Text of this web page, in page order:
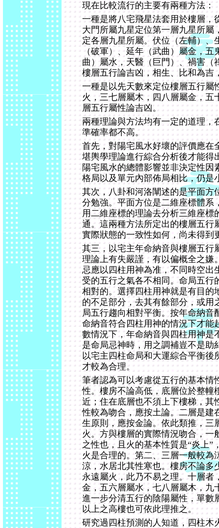
現在比較流行的主要有兩種方法：
一種是將八宅飛星法套用於樓層，
大門所屬九星定位第一層九星所屬
定各層九星所屬。伏位（左輔）、
（破軍）、延年（武曲）屬金，
曲）屬水，天醫（巨門）、禍害（
樓層五行論吉凶，相生、比和為吉
一種是以先天數來定位樓層五行屬
火，三七層屬木，四八層屬金，五
層五行屬性論吉凶。
兩種理論與方法均有一定的道理，
準確率都不高。
首先，對陽宅風水好壞的評價應在
堪輿學理論進行綜合分析後才能得
陽宅風水的總體影響並非決定性因
格局以及單元內部佈局相比，仍是
其次，八卦和河洛闡述的是平面方
分勉強。平面方位是二維座標體系
用二維座標的理論去分析三維座標
通。這兩種方法所定出的樓層五行
實際狀態的一致性如何，尚未得到
其三，以宅主年命納音與樓層五行
理論上有失嚴謹，有以偏概全之嫌
忌應以四柱用神為准，不同時空出
受的五行之氣各不相同。命局五行
相對的。選擇四柱用神就是有目的
的不足部分，去其有餘部分，或用
局五行趨向相對平衡。按年命納音
命納音符合四柱用神的情況下才能
數情況下，年命納音與四柱用神是
是命局忌神時，用之調補豈不是助
以宅主四柱命局和大運綜合平衡後
才較為合理。
筆者認為可以考慮從五行的基本情
性。樓房不論高低，底層位於整幢
近；住在底層也不須上下樓梯，其
性較為吻合，應按土論。二層是建
生原則，應按金論。依此類推，三
火。方與樓層的實際情況吻合，一
之性也，且火的基本性質是“炎上”
火是合理的。第二、三層一般較為
涼，水居北其性寒也。樓房不論多
永遠屬火，此乃不易之理。十層者
金，五六層屬水，七八層屬木，九
進一步分清五行的陰陽屬性，單數
以上之高樓也可依此理推之。
研究過四柱預測的人知道，四柱木